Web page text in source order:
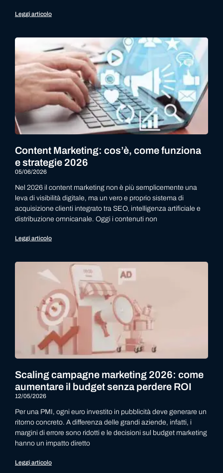
Leggi articolo
Content Marketing: cos’è, come funziona
e strategie 2026
05/06/2026
Nel 2026 il content marketing non è più semplicemente una
leva di visibilità digitale, ma un vero e proprio sistema di
acquisizione clienti integrato tra SEO, intelligenza artificiale e
distribuzione omnicanale. Oggi i contenuti non
Leggi articolo
Scaling campagne marketing 2026: come
aumentare il budget senza perdere ROI
12/05/2026
Per una PMI, ogni euro investito in pubblicità deve generare un
ritorno concreto. A differenza delle grandi aziende, infatti, i
margini di errore sono ridotti e le decisioni sul budget marketing
hanno un impatto diretto
Leggi articolo